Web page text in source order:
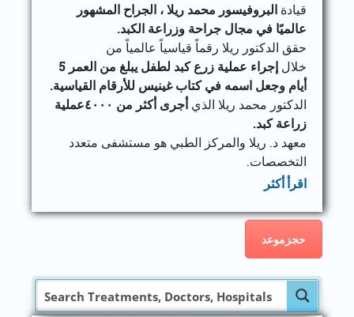
قيادة البروفيسور محمد ريلا ، الجراح المشهور
عالميًا في مجال جراحة وزراعة الكبد.
حقق الدكتور ريلا رقماً قياسياً عالمياً من
خلال
إجراء عملية زرع كبد لطفل يبلغ من العمر 5
أيام وجعل اسمه في كتاب غينيس للأرقام القياسية.
الدكتور محمد ريلا الذي
أجرى أكثر من ٤٠٠٠عملية
زراعة كبد.
معهد د. ريلا والمركز الطبي هو مستشفى متعدد
التخصصات.
اقرأ أكثر
حجزموعد